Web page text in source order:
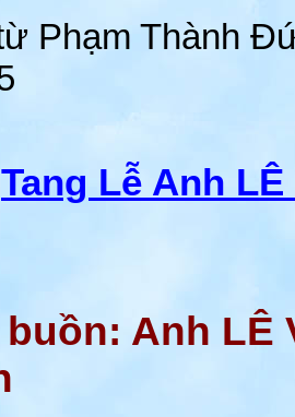
Phạm Thành
Tang Lễ Anh
Anh LÊ